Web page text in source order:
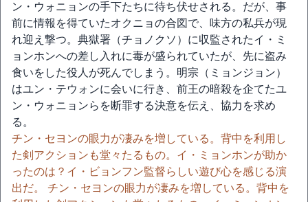
ン・ウォニョンの手下たちに待ち伏せされる。だが、事
前に情報を得ていたオクニョの合図で、味方の私兵が現
れ迎え撃つ。典獄署（チョノクソ）に収監されたイ・ミ
ョンホンへの差し入れに毒が盛られていたが、先に盗み
食いをした役人が死んでしまう。明宗（ミョンジョン）
はユン・テウォンに会いに行き、前王の暗殺を企てたユ
ン・ウォニョンらを断罪する決意を伝え、協力を求め
る。
チン・セヨンの眼力が凄みを増している。背中を利用し
た剣アクションも堂々たるもの。イ・ミョンホンが助か
ったのは？イ・ビョンフン監督らしい遊び心を感じる演
出だ。 チン・セヨンの眼力が凄みを増している。背中を